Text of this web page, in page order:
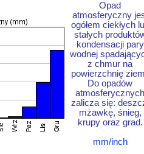
Opad
atmosferyczny
ogółem ciekłych
stałych
kondensacji pary
wodnej
z chmur na
powierzchnię
Do opadów
atmosferycznych
zalicza się:
mżawkę, śnieg,
krupy oraz grad.
mm/inch